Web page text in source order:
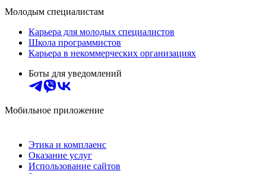
Молодым специалистам
Карьера для молодых специалистов
Школа программистов
Карьера в некоммерческих организациях
Боты для уведомлений
Мобильное приложение
Этика и комплаенс
Оказание услуг
Использование сайтов